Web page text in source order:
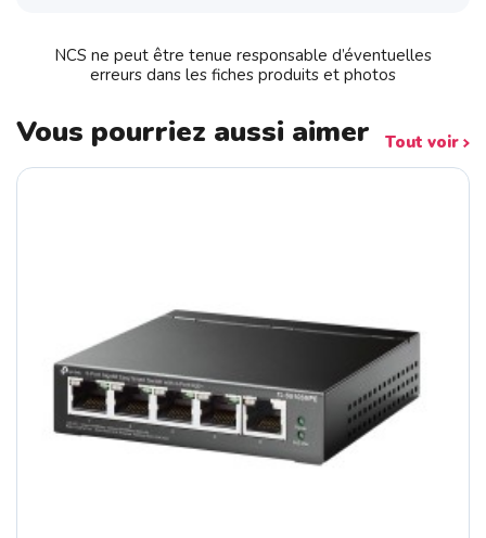
NCS ne peut être tenue responsable d’éventuelles
erreurs dans les fiches produits et photos
Vous pourriez aussi aimer Tout voir